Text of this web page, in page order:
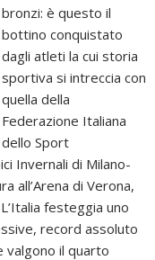
bronzi: è questo il
bottino conquistato
dagli atleti la cui storia
sportiva si intreccia con
quella della
Federazione Italiana
dello Sport
Invernali di Milano-
all’Arena di Verona,
festeggia uno
record assoluto
valgono il quarto